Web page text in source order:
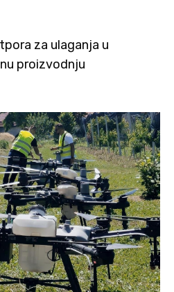
za ulaganja u
proizvodnju